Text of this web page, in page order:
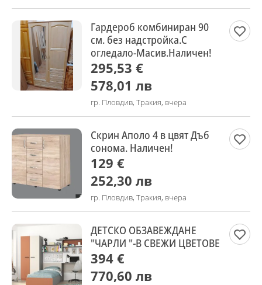
Гардероб комбиниран 90
см. без надстройка.С
огледало-Масив.Наличен!
295,53 €
578,01 лв
гр. Пловдив, Тракия, вчера
Скрин Аполо 4 в цвят Дъб
сонома. Наличен!
129 €
252,30 лв
гр. Пловдив, Тракия, вчера
ДЕТСКО ОБЗАВЕЖДАНЕ
"ЧАРЛИ "-В СВЕЖИ ЦВЕТОВЕ
394 €
770,60 лв